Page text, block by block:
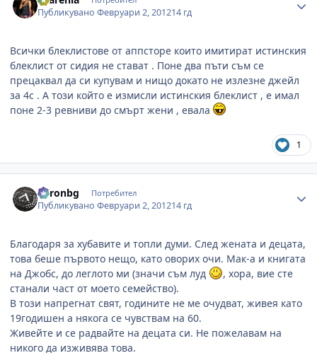
ПубликуваноФевруари 2, 201214 гд
Всички блеклистове от аппсторе които имитират истинския
блеклист от сидия не стават . Поне два пъти съм се
прецаквал да си купувам и нищо докато не излезне джейл
за 4с . А този който е измисли истинския блеклист , е имал
поне 2-3 ревниви до смърт жени , евала
1
baronbg Потребител
ПубликуваноФевруари 2, 201214 гд
Благодаря за хубавите и топли думи. След жената и децата,
това беше първото нещо, като оворих очи. Мак-а и книгата
на Джобс, до леглото ми (значи съм луд
, хора, вие сте
станали част от моето семейство).
В този напрегнат свят, годините не ме очудват, живея като
19годишен а някога се чувствам на 60.
Живейте и се радвайте на децата си. Не пожелавам на
никого да изживява това.